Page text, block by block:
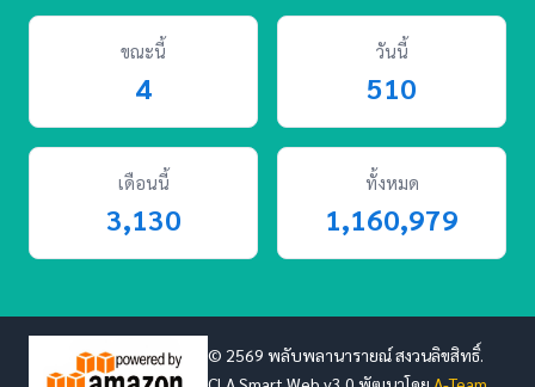
ขณะนี้
4
วันนี้
510
เดือนนี้
3,130
ทั้งหมด
1,160,979
© 2569 พลับพลานารายณ์ สงวนลิขสิทธิ์.